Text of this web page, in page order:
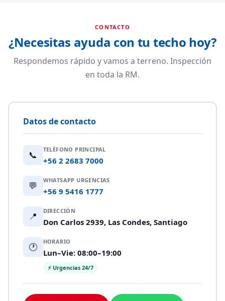
CONTACTO
¿Necesitas ayuda con tu techo hoy?
Respondemos rápido y vamos a terreno. Inspección
en toda la RM.
Datos de contacto
📞 TELÉFONO PRINCIPAL
+56 2 2683 7000
💬 WHATSAPP URGENCIAS
+56 9 5416 1777
📍 DIRECCIÓN
Don Carlos 2939, Las Condes, Santiago
🕐 HORARIO
Lun–Vie: 08:00–19:00
⚡ Urgencias 24/7